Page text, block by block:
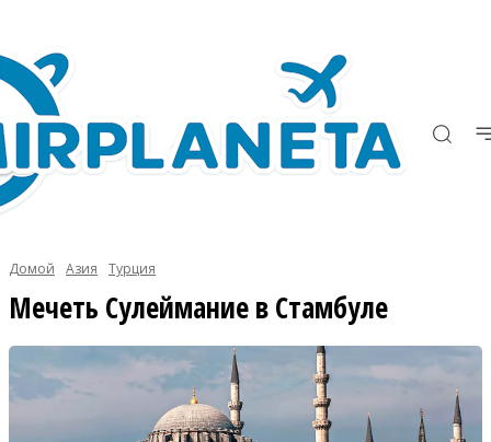
Домой Азия Турция
Мечеть Сулеймание в Стамбуле